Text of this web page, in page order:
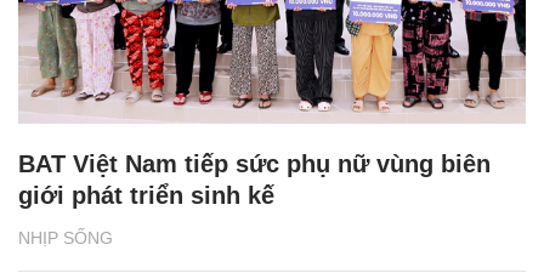
NHỊP SỐNG
BAT Việt Nam tiếp sức phụ nữ vùng biên
giới phát triển sinh kế